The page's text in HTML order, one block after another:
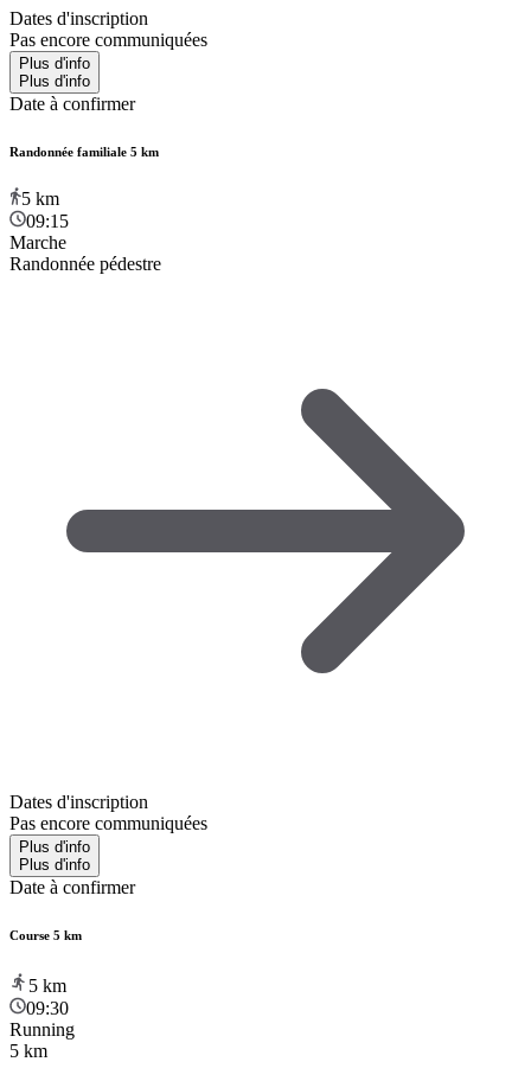
Dates d'inscription
Pas encore communiquées
Plus d'info
Plus d'info
Date à confirmer
Randonnée familiale 5 km
5 km
09:15
Marche
Randonnée pédestre
Dates d'inscription
Pas encore communiquées
Plus d'info
Plus d'info
Date à confirmer
Course 5 km
5 km
09:30
Running
5 km